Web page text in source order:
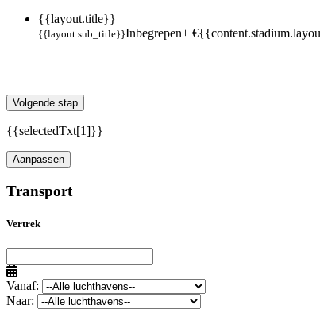
{{layout.title}}
{{layout.sub_title}}Inbegrepen+
Volgende stap
{{selectedTxt[1]}}
Aanpassen
Transport
Vertrek
Vanaf:
Naar: